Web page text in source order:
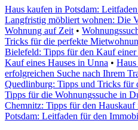
Haus kaufen in Potsdam:
Langfristig möbliert wohnen: Die
Wohnung auf Zeit •
Tricks für die perfekte
Bielefeld: Tipps für den Kauf
Kauf eines Hauses in Unna •
erfolgreichen Suche nach Ihrem
Quedlinburg: Tipps und Tricks für
Tipps für die Wohnungssuche in
Chemnitz: Tipps für den
Potsdam: Leitfaden für den